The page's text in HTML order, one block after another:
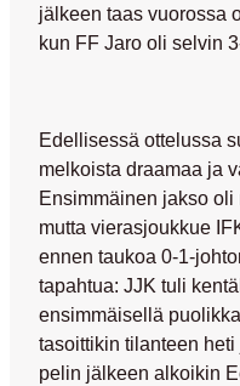
jälkeen taas vuorossa
kun FF Jaro oli selvin
Edellisessä ottelussa
melkoista draamaa ja
Ensimmäinen jakso
mutta vierasjoukkue
ennen taukoa 0-1-
tapahtua: JJK tuli
ensimmäisellä
tasoittikin tilanteen
pelin jälkeen alkoikin